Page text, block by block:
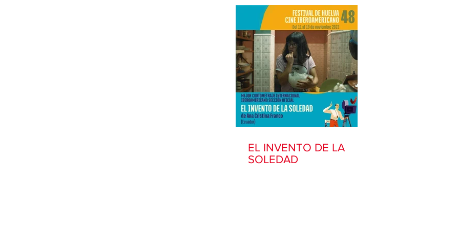
EL INVENTO DE LA
SOLEDAD